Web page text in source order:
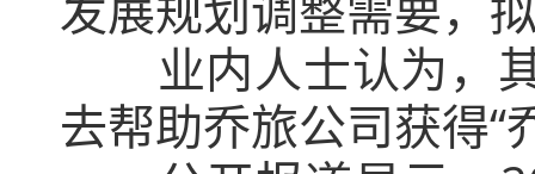
业内人士认为，
去帮助乔旅公司获得“